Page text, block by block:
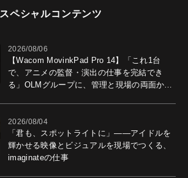
スペシャルコンテンツ
2026/08/06
【Wacom MovinkPad Pro 14】「これ1台
で、アニメの監督・演出の仕事を完結でき
る」OLMグループに、管理と現場の両面から
2026/08/04
「君も、スポットライトに」――アイドルを
輝かせる映像とビジュアルを現場でつくる、
imaginateの仕事